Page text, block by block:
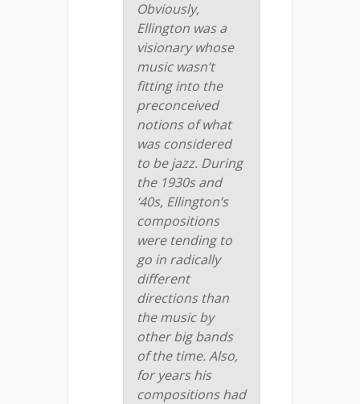
Obviously,
Ellington was a
visionary whose
music wasn’t
fitting into the
preconceived
notions of what
was considered
to be jazz. During
the 1930s and
‘40s, Ellington’s
compositions
were tending to
go in radically
different
directions than
the music by
other big bands
of the time. Also,
for years his
compositions had